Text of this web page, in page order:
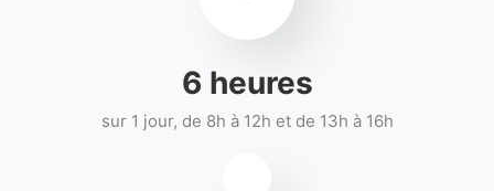
7 heures
sur 1 jour, de 8h à 12h et de 13h à 16h